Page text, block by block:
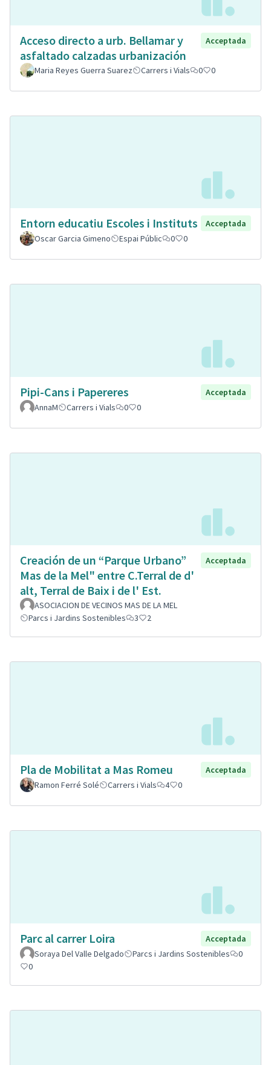
Acceso directo a urb. Bellamar y
asfaltado calzadas urbanización
Acceptada
Maria Reyes Guerra Suarez Carrers i Vials 0 0
Entorn educatiu Escoles i Instituts
Acceptada
Oscar Garcia Gimeno
Espai Públic 0 0
Pipi-Cans i Papereres
Acceptada
AnnaM
Carrers i Vials 0 0
Creación de un “Parque Urbano”
Mas de la Mel" entre C.Terral de d'
alt, Terral de Baix i de l' Est.
Acceptada
ASOCIACION DE VECINOS MAS DE LA MEL
Parcs i Jardins Sostenibles
3 2
Pla de Mobilitat a Mas Romeu
Acceptada
Ramon Ferré Solé
Carrers i Vials 4 0
Parc al carrer Loira
Acceptada
Soraya Del Valle Delgado
Parcs i Jardins Sostenibles
0
0